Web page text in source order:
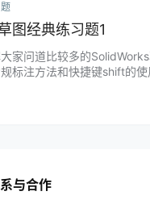
图经典练习题1
家问道比较多的
标注方法和快捷键shift的
与合作